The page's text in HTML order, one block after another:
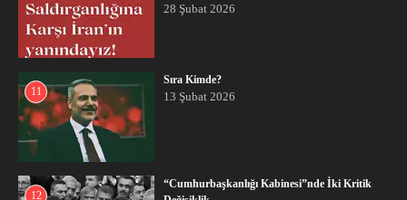
28 Şubat 2026
11
Sıra Kimde?
13 Şubat 2026
12
“Cumhurbaşkanlığı Kabinesi”nde İki Kritik